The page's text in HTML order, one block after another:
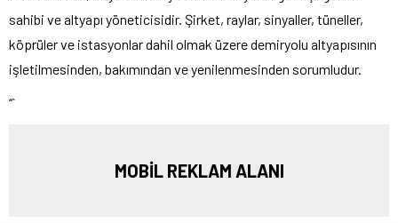
sahibi ve altyapı yöneticisidir. Şirket, raylar, sinyaller, tüneller,
köprüler ve istasyonlar dahil olmak üzere demiryolu altyapısının
işletilmesinden, bakımından ve yenilenmesinden sorumludur.
“`
MOBİL REKLAM ALANI